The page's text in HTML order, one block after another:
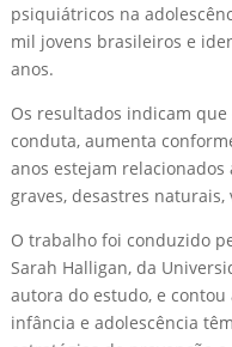
psiquiátricos na
mil jovens brasileiros e
anos.
Os resultados indicam
conduta, aumenta
anos estejam
graves, desastres
O trabalho foi conduzido
Sarah Halligan, da
autora do estudo, e
infância e adolescência